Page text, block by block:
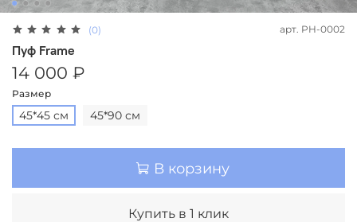
(0) арт. PH-0002
Пуф Frame
14 000 ₽
Размер
45*45 см 45*90 см
В корзину
Купить в 1 клик